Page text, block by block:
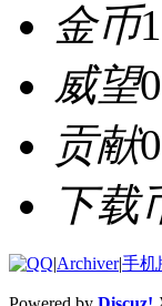
金币
威望0
贡献0
下载
|Archiver|手机